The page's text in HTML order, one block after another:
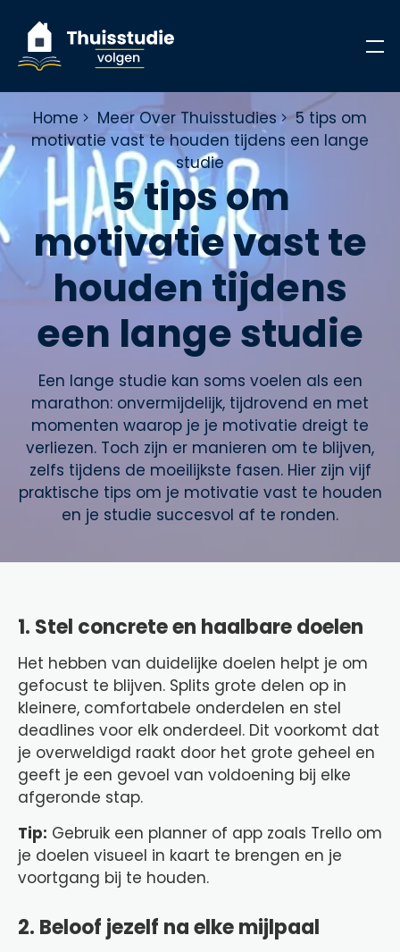
Home Meer Over Thuisstudies
5 tips om
motivatie vast te houden tijdens een lange
studie
5 tips om
motivatie vast te
houden tijdens
een lange studie
Een lange studie kan soms voelen als een
marathon: onvermijdelijk, tijdrovend en met
momenten waarop je je motivatie dreigt te
verliezen. Toch zijn er manieren om te blijven,
zelfs tijdens de moeilijkste fasen. Hier zijn vijf
praktische tips om je motivatie vast te houden
en je studie succesvol af te ronden.
1. Stel concrete en haalbare doelen
Het hebben van duidelijke doelen helpt je om
gefocust te blijven. Splits grote delen op in
kleinere, comfortabele onderdelen en stel
deadlines voor elk onderdeel. Dit voorkomt dat
je overweldigd raakt door het grote geheel en
geeft je een gevoel van voldoening bij elke
afgeronde stap.
Tip: Gebruik een planner of app zoals Trello om
je doelen visueel in kaart te brengen en je
voortgang bij te houden.
2. Beloof jezelf na elke mijlpaal